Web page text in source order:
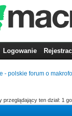
Logowanie
- polskie forum o
przeglądający ten dział: 1